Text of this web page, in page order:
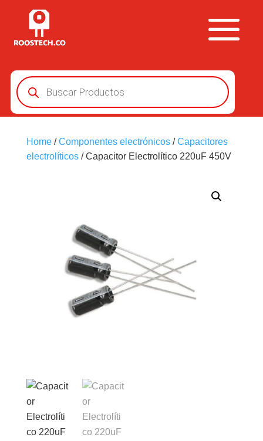
Búsqueda
de
productos
Home/Componentes electrónicos/Capacitores
electrolíticos/ Capacitor Electrolítico 220uF 450V